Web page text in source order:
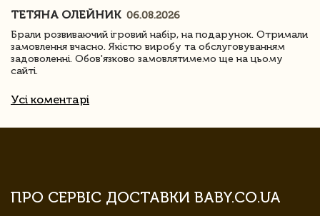
ТЕТЯНА ОЛЕЙНИК 06.08.2026
Брали розвиваючий ігровий набір, на подарунок. Отримали
замовлення вчасно. Якістю виробу та обслуговуванням
задоволенні. Обов'язково замовлятимемо ще на цьому
сайті.
Усі коментарі
ПРО СЕРВІС ДОСТАВКИ BABY.CO.UA